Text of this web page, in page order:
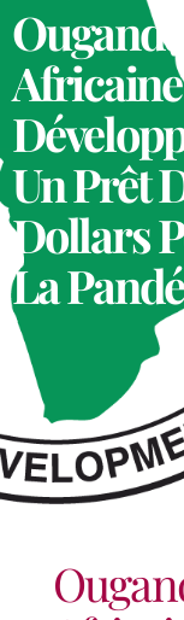
Ouganda
Africaine
Un Prêt
Dollars
La